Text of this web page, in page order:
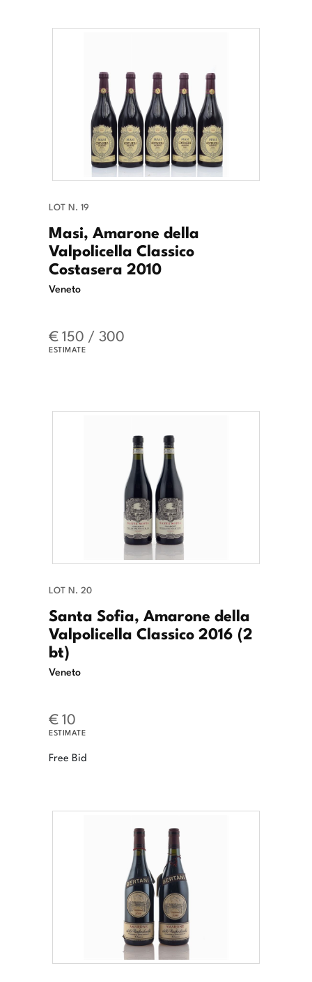
LOT N. 19
Masi, Amarone della
Valpolicella Classico
Costasera 2010
Veneto
€ 150 / 300
ESTIMATE
LOT N. 20
Santa Sofia, Amarone della
Valpolicella Classico 2016 (2
bt)
Veneto
€ 10
ESTIMATE
Free Bid